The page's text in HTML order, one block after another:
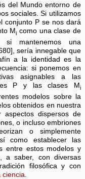
del Mundo entorno de
sociales. Si utilizamos
conjunto P se nos dará
Mi como una clase de
si mantenemos una
sería innegable que
a la identidad es la
si ponemos en
asignables a las
P y las clases Mi
modelos sobre la
obtenidos en nuestra
aspectos dispersos de
o incluso embriones
o simplemente
como establecer las
entre estos modelos y
a saber, con diversas
filosófica y con
ciencia